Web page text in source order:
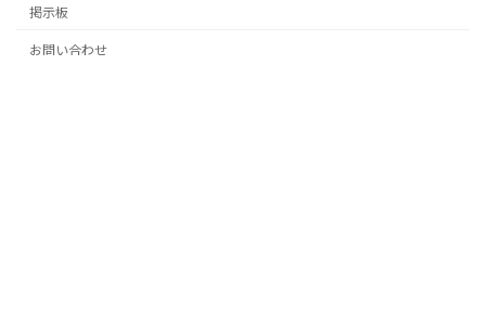
掲示板
お問い合わせ